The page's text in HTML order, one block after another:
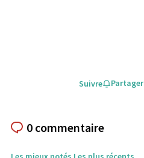
Suivre Partager
0 commentaire